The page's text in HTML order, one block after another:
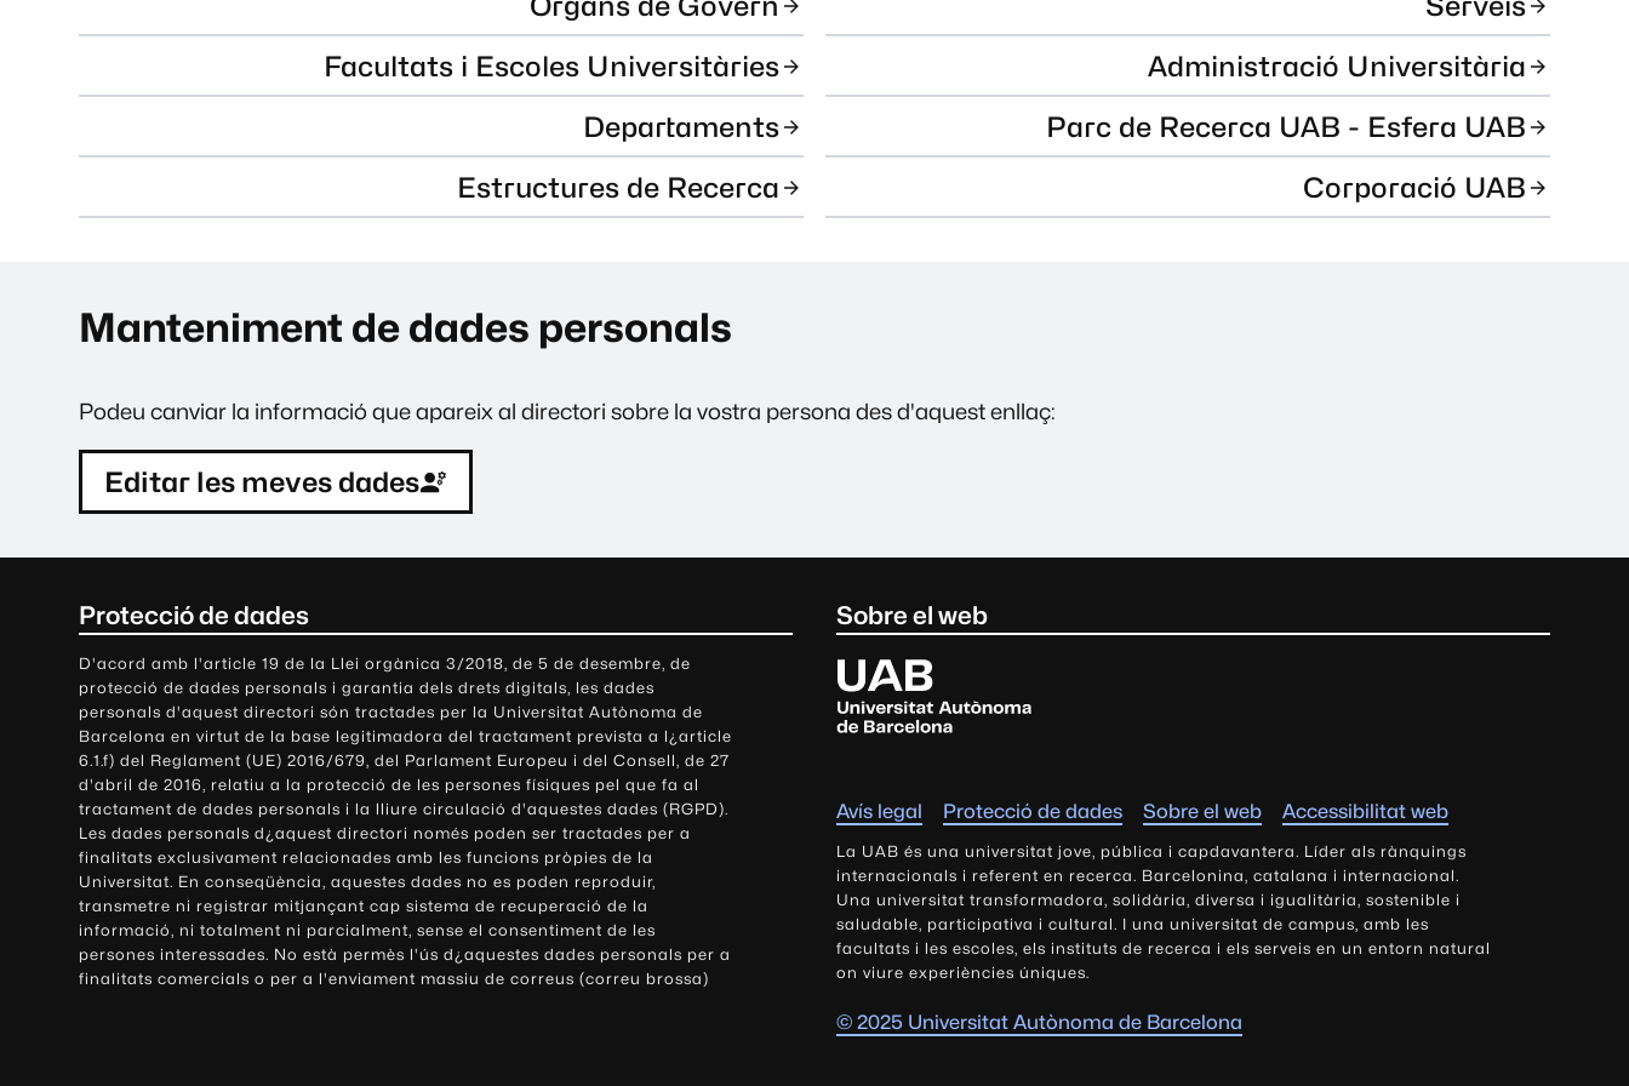
Facultats i Escoles Universitàries
Departaments
Estructures de Recerca
Administració Universitària
Parc de Recerca UAB - Esfera UAB
Corporació UAB
Manteniment de dades personals
Podeu canviar la informació que apareix al directori sobre la vostra persona des d'aquest enllaç:
Editar les meves dades
Protecció de dades
D'acord amb l'article 19 de la Llei orgànica 3/2018, de 5 de desembre, de
protecció de dades personals i garantia dels drets digitals, les dades
personals d'aquest directori són tractades per la Universitat Autònoma de
Barcelona en virtut de la base legitimadora del tractament prevista a l¿article
6.1.f) del Reglament (UE) 2016/679, del Parlament Europeu i del Consell, de 27
d'abril de 2016, relatiu a la protecció de les persones físiques pel que fa al
tractament de dades personals i la lliure circulació d'aquestes dades (RGPD).
Les dades personals d¿aquest directori només poden ser tractades per a
finalitats exclusivament relacionades amb les funcions pròpies de la
Universitat. En conseqüència, aquestes dades no es poden reproduir,
transmetre ni registrar mitjançant cap sistema de recuperació de la
informació, ni totalment ni parcialment, sense el consentiment de les
persones interessades. No està permès l'ús d¿aquestes dades personals per a
finalitats comercials o per a l'enviament massiu de correus (correu brossa)
Sobre el web
U
n
i
s
i
t
a
t
A
u
t
ò
Avís legal Protecció de dades Sobre el web Accessibilitat web
La UAB és una universitat jove, pública i capdavantera. Líder als rànquings
internacionals i referent en recerca. Barcelonina, catalana i internacional.
Una universitat transformadora, solidària, diversa i igualitària, sostenible i
saludable, participativa i cultural. I una universitat de campus, amb les
facultats i les escoles, els instituts de recerca i els serveis en un entorn natural
on viure experiències úniques.
© 2025 Universitat Autònoma de Barcelona